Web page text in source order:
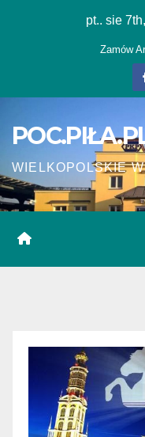
pt.. sie
Zamów
WIELKOPOLSKIE